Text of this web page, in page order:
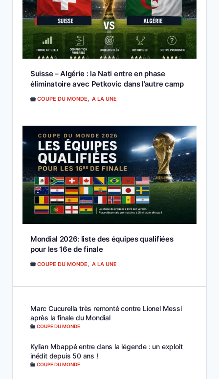
Suisse – Algérie : la Nati entre en phase
éliminatoire avec Petkovic dans l’autre camp
COUPE DU MONDE, A LA UNE
Mondial 2026: liste des équipes qualifiées
pour les 16e de finale
COUPE DU MONDE A LA UNE
Marc Cucurella très remonté contre Lionel Messi
après la finale du Mondial
COUPE DU MONDE
Kylian Mbappé entre dans la légende : un exploit
inédit depuis 50 ans !
COUPE DU MONDE